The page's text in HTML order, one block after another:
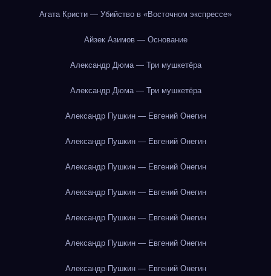
Агата Кристи — Убийство в «Восточном экспрессе»
Айзек Азимов — Основание
Александр Дюма — Три мушкетёра
Александр Дюма — Три мушкетёра
Александр Пушкин — Евгений Онегин
Александр Пушкин — Евгений Онегин
Александр Пушкин — Евгений Онегин
Александр Пушкин — Евгений Онегин
Александр Пушкин — Евгений Онегин
Александр Пушкин — Евгений Онегин
Александр Пушкин — Евгений Онегин